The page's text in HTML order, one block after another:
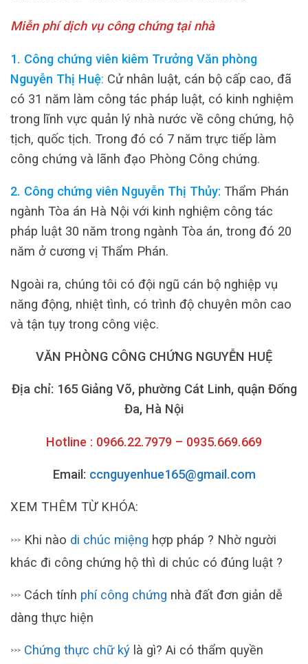
Miễn phí dịch vụ công chứng tại nhà
1. Công chứng viên kiêm Trưởng Văn phòng
Nguyễn Thị Huệ: Cử nhân luật, cán bộ cấp cao, đã
có 31 năm làm công tác pháp luật, có kinh nghiệm
trong lĩnh vực quản lý nhà nước về công chứng, hộ
tịch, quốc tịch. Trong đó có 7 năm trực tiếp làm
công chứng và lãnh đạo Phòng Công chứng.
2. Công chứng viên Nguyễn Thị Thủy: Thẩm Phán
ngành Tòa án Hà Nội với kinh nghiệm công tác
pháp luật 30 năm trong ngành Tòa án, trong đó 20
năm ở cương vị Thẩm Phán.
Ngoài ra, chúng tôi có đội ngũ cán bộ nghiệp vụ
năng động, nhiệt tình, có trình độ chuyên môn cao
và tận tụy trong công việc.
VĂN PHÒNG CÔNG CHỨNG NGUYỄN HUỆ
Địa chỉ: 165 Giảng Võ, phường Cát Linh, quận Đống
Đa, Hà Nội
Hotline : 0966.22.7979 – 0935.669.669
Email: ccnguyenhue165@gmail.com
XEM THÊM TỪ KHÓA:
>>> Khi nào di chúc miệng hợp pháp ? Nhờ người
khác đi công chứng hộ thì di chúc có đúng luật ?
>>> Cách tính phí công chứng nhà đất đơn giản dễ
dàng thực hiện
>>> Chứng thực chữ ký là gì? Ai có thẩm quyền